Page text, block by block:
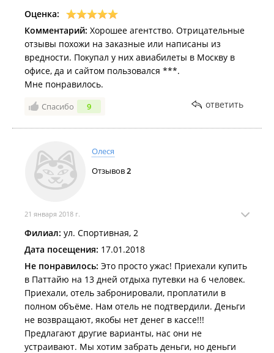
Оценка:
Комментарий: Хорошее агентство. Отрицательные
отзывы похожи на заказные или написаны из
вредности. Покупал у них авиабилеты в Москву в
офисе, да и сайтом пользовался ***.
Мне понравилось.
Спасибо 9 ответить
Олеся
Отзывов2
21 января 2018 г.
Филиал: ул. Спортивная, 2
Дата посещения: 17.01.2018
Не понравилось: Это просто ужас! Приехали купить
в Паттайю на 13 дней отдыха путевки на 6 человек.
Приехали, отель забронировали, проплатили в
полном объёме. Нам отель не подтвердили. Деньги
не возвращают, якобы нет денег в кассе!!!
Предлагают другие варианты, нас они не
устраивают. Мы хотим забрать деньги, но деньги